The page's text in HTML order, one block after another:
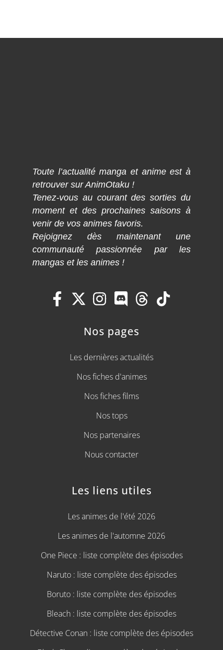
Toute l’actualité manga et anime est à
retrouver sur AnimOtaku !
Tenez-vous au courant des sorties du
moment et des prochaines saisons à
venir de vos animes favoris.
Rejoignez dès maintenant une
communauté passionnée par les
mangas et les animes !
Nos pages
Les dernières actualités
Nos fiches d'animes
Nos fiches films
Nos tops
Nos partenaires
Nous contacter
Les liens utiles
Les animes de l'été 2026
Les animes de l'automne 2026
One Piece : liste complète des épisodes
Naruto : liste complète des épisodes
Boruto : liste complète des épisodes
Bleach : liste complète des épisodes
Détective Conan : liste complète des épisodes